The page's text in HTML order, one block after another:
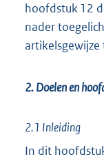
hoofdstuk 12
nader
2. Doelen en
2.1 Inleiding
In dit